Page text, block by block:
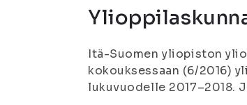
Itä-Suomen yliopiston
kokouksessaan (6/2016)
lukuvuodelle 2017–2018.